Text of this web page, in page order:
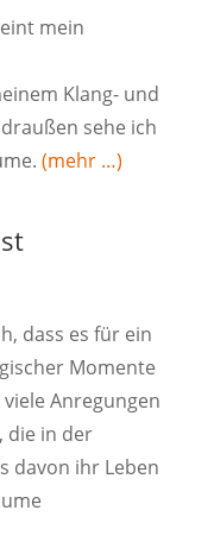
mein
Klang- und
sehe ich
(mehr …)
dass es für ein
Momente
Anregungen
die in der
davon ihr Leben